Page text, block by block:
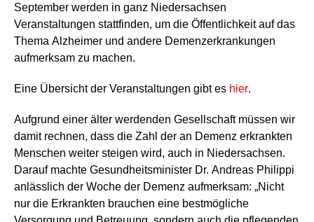
September werden in ganz Niedersachsen
Veranstaltungen stattfinden, um die Öffentlichkeit auf das
Thema Alzheimer und andere Demenzerkrankungen
aufmerksam zu machen.
Eine Übersicht der Veranstaltungen gibt es hier.
Aufgrund einer älter werdenden Gesellschaft müssen wir
damit rechnen, dass die Zahl der an Demenz erkrankten
Menschen weiter steigen wird, auch in Niedersachsen.
Darauf machte Gesundheitsminister Dr. Andreas Philippi
anlässlich der Woche der Demenz aufmerksam: „Nicht
nur die Erkrankten brauchen eine bestmögliche